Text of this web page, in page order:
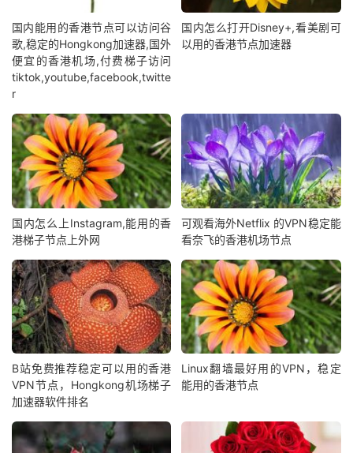
国内能用的香港节点可以访问谷
歌,稳定的Hongkong加速器,国外
便宜的香港机场,付费梯子访问
tiktok,youtube,facebook,twitte
r
国内怎么打开Disney+,看美剧可
以用的香港节点加速器
国内怎么上Instagram,能用的香
港梯子节点上外网
可观看海外Netflix 的VPN稳定能
看奈飞的香港机场节点
B站免费推荐稳定可以用的香港
VPN节点，Hongkong机场梯子
加速器软件排名
Linux翻墙最好用的VPN，稳定
能用的香港节点